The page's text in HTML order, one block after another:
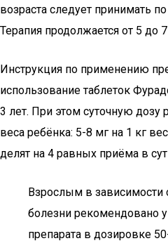
возраста следует принимать
Терапия продолжается от 5 до
Инструкция по применению
использование таблеток
3 лет. При этом суточную дозу
веса ребёнка: 5-8 мг на 1 кг
делят на 4 равных приёма в
Взрослым в зависимости
болезни рекомендовано
препарата в дозировке